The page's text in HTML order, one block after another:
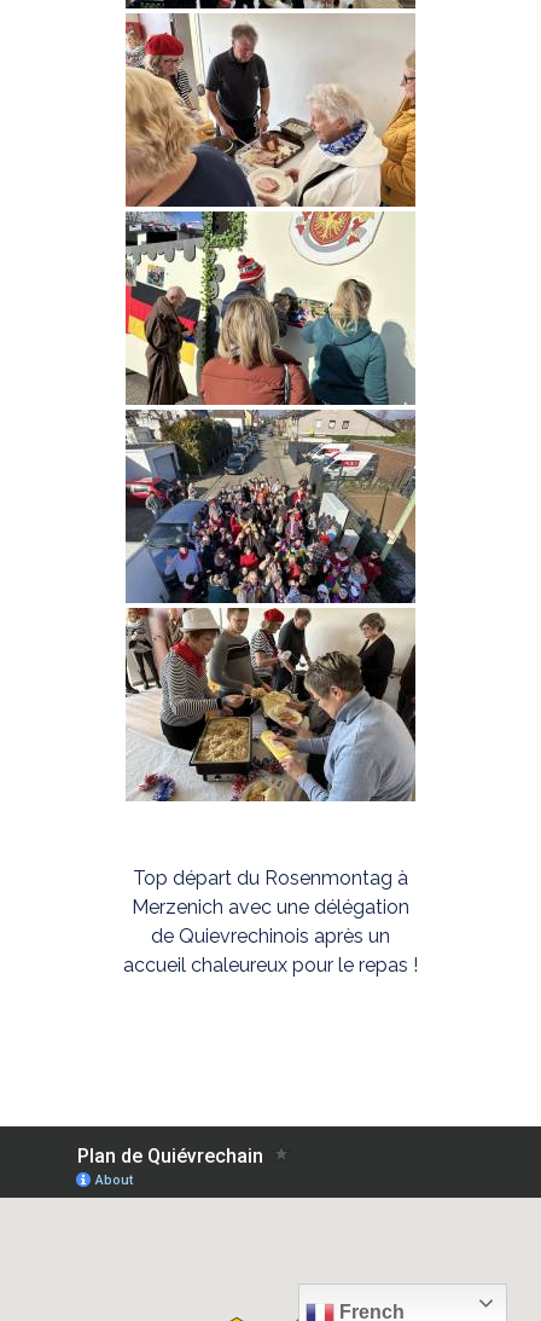
Top départ du Rosenmontag à
Merzenich avec une délégation
de Quievrechinois après un
accueil chaleureux pour le repas !
French